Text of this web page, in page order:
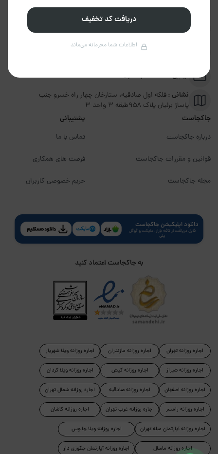
تلفن :
ایمیل :info@jakojast.com
نشانی :فلکه اول صادقیه، ستارخان چهار راه خسرو جنب
پاساژ برلیان پلاک ۹۵۸طبقه 3 واحد 3
جاکجاست
درباره جاکجاست
قوانین و مقررات جاکجاست
مجله جاکجاست
پشتیبانی
تماس با ما
فرصت های همکاری
حریم خصوصی کاربران
دانلود اپلیکیشن جاکجاست
قابل دریافت از کافه بازار، مایکت و گوگل
پلی
به جاکجاست اعتماد کنید
اجاره روزانه تهران
اجاره روزانه شیراز
اجاره روزانه اصفهان
اجاره روزانه رامسر
اجاره روزانه مازندران
اجاره روزانه کیش
اجاره روزانه صادقیه
اجاره روزانه غرب تهران
اجاره روزانه ویلا شهریار
اجاره روزانه ویلا کردان
اجاره روزانه شمال تهران
اجاره روزانه کاشان
اجاره روزانه آپارتمان مبله تهران
اجاره روزانه ماسال
اجاره روزانه ویلا چالوس
اجاره روزانه آپارتمان جکوزی دار
دریافت کد تخفیف
اطلاعات شما محرمانه می‌ماند